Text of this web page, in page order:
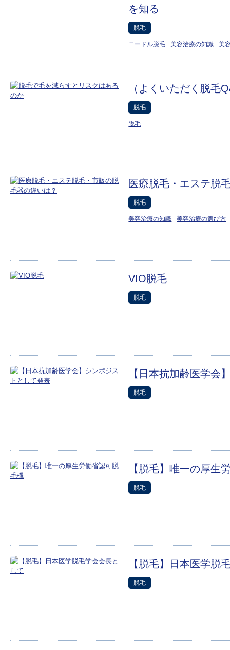
を知る
脱毛
ニードル脱毛 美容治療の知識 美
（よくいただく脱毛
脱毛
脱毛
医療脱毛・エステ脱
脱毛
美容治療の知識 美容治療の選び方
VIO脱毛
脱毛
【日本抗加齢医学会
脱毛
【脱毛】唯一の厚生
脱毛
【脱毛】日本医学脱
脱毛